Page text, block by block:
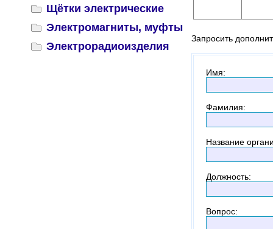
Щётки электрические
Электромагниты, муфты
Электрорадиоизделия
Запросить
Имя:
Фамилия:
Название
Должность:
Вопрос: